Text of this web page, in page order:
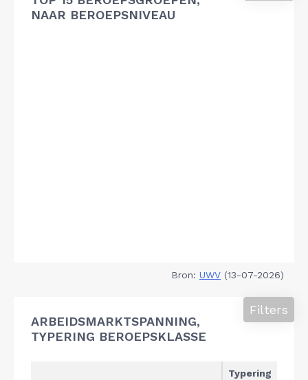
NAAR BEROEPSNIVEAU
Bron: UWV (13-07-2026)
ARBEIDSMARKTSPANNING,
TYPERING BEROEPSKLASSE
Filters